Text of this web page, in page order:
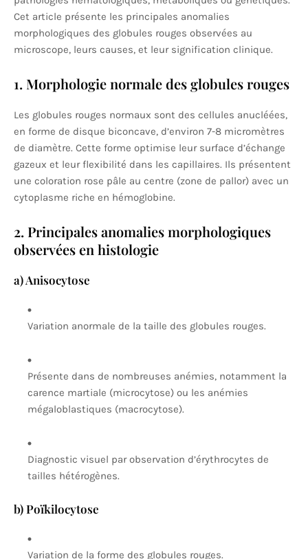
Cet article présente les principales anomalies
morphologiques des globules rouges observées au
microscope, leurs causes, et leur signification clinique.
1. Morphologie normale des globules rouges
Les globules rouges normaux sont des cellules anucléées,
en forme de disque biconcave, d’environ 7-8 micromètres
de diamètre. Cette forme optimise leur surface d’échange
gazeux et leur flexibilité dans les capillaires. Ils présentent
une coloration rose pâle au centre (zone de pallor) avec un
cytoplasme riche en hémoglobine.
2. Principales anomalies morphologiques
observées en histologie
a) Anisocytose
Variation anormale de la taille des globules rouges.
Présente dans de nombreuses anémies, notamment la
carence martiale (microcytose) ou les anémies
mégaloblastiques (macrocytose).
Diagnostic visuel par observation d’érythrocytes de
tailles hétérogènes.
b) Poïkilocytose
Variation de la forme des globules rouges.